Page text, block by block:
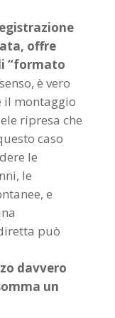
offre
“formato
è vero
il montaggio
ripresa che
caso
le
le
e
può
davvero
un